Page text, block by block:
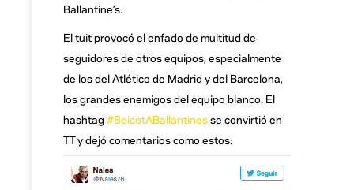
Ballantine’s.
El tuit provocó el enfado de multitud de
seguidores de otros equipos, especialmente
de los del Atlético de Madrid y del Barcelona,
los grandes enemigos del equipo blanco. El
hashtag#BoicotABallantinesse convirtió en
TT y dejó comentarios como estos: